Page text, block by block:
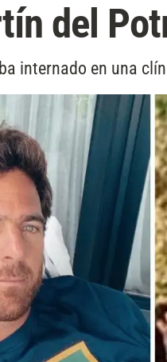
del
internado en una